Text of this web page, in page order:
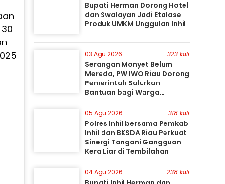
Bupati Herman Dorong Hotel
dan Swalayan Jadi Etalase
Produk UMKM Unggulan Inhil
03 Agu 2026 323 kali
Serangan Monyet Belum
Mereda, PW IWO Riau Dorong
Pemerintah Salurkan
Bantuan bagi Warga
Terdampak
05 Agu 2026 318 kali
Polres Inhil bersama Pemkab
Inhil dan BKSDA Riau Perkuat
Sinergi Tangani Gangguan
Kera Liar di Tembilahan
04 Agu 2026 238 kali